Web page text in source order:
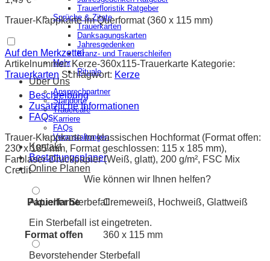
Trauerfloristik Ratgeber
Sprüche & Zitate
Trauerkarten
Danksagungskarten
Jahresgedenken
Kranz- und Trauerschleifen
Mehr
Rituale
Über Uns
Ansprechpartner
Standorte
Trauercafe
Karriere
FAQs
Veranstaltungen
Kontakt
Bestattungsplaner
Online Planen
Wie können wir Ihnen helfen?
Aktueller Sterbefall
Ein Sterbefall ist eingetreten.
Bevorstehender Sterbefall
Trauer-Klappkarte im Querformat (360 x 115 mm)
Auf den Merkzettel
Artikelnummer:Kerze-360x115-Trauerkarte Kategorie:
Trauerkarten Schlagwort: Kerze
Beschreibung
Zusätzliche Informationen
FAQs
Trauer-Klappkarte im klassischen Hochformat (Format offen:
230 x 185 mm, Format geschlossen: 115 x 185 mm),
Farblaser-Druckpapier (Weiß, glatt), 200 g/m², FSC Mix
Credit
Papierfarbe Cremeweiß, Hochweiß, Glattweiß
Format offen 360 x 115 mm